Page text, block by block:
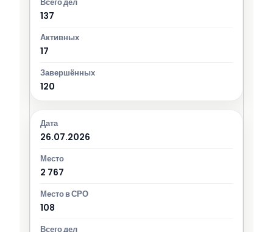
137
17
120
26.07.2026
2 767
108